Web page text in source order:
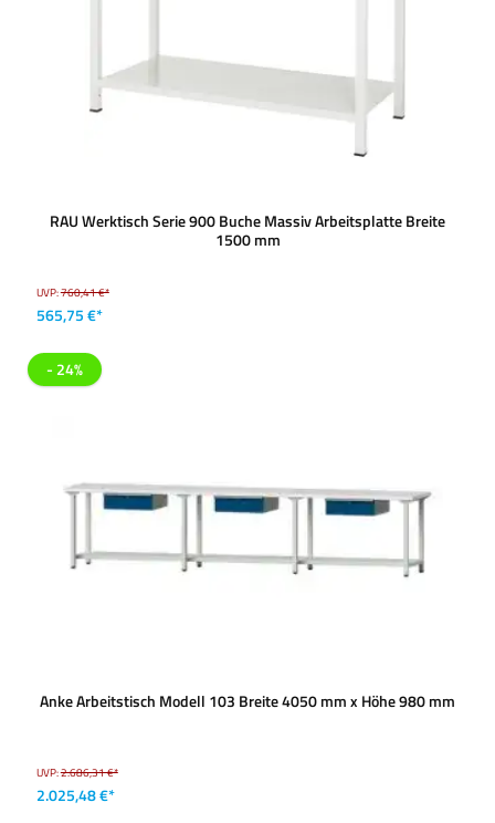
RAU Werktisch Serie 900 Buche Massiv Arbeitsplatte Breite
1500 mm
UVP:760,41 €*
565,75 €*
- 24%
Anke Arbeitstisch Modell 103 Breite 4050 mm x Höhe 980 mm
UVP:2.686,31 €*
2.025,48 €*